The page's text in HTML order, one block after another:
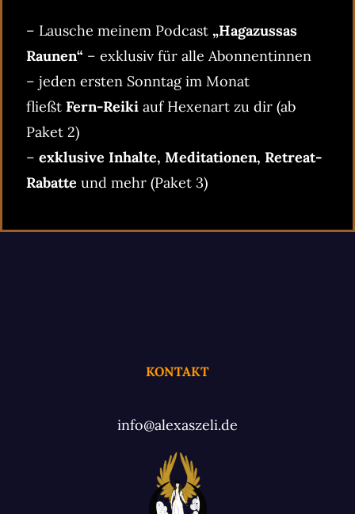
– Lausche meinem Podcast „Hagazussas
Raunen“ – exklusiv für alle Abonnentinnen
– jeden ersten Sonntag im Monat
fließt Fern-Reiki auf Hexenart zu dir (ab
Paket 2)
– exklusive Inhalte, Meditationen, Retreat-
Rabatte und mehr (Paket 3)
KONTAKT
info@alexaszeli.de